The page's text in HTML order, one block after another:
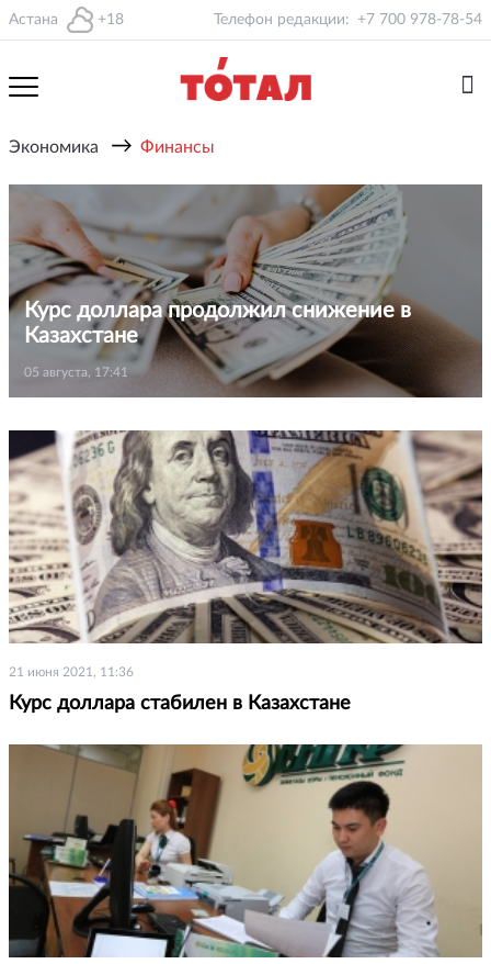
Астана +18 Телефон редакции: +7 700 978-78-54
Экономика → Финансы
Курс доллара продолжил снижение в
Казахстане
05 августа, 17:41
21 июня 2021, 11:36
Курс доллара стабилен в Казахстане